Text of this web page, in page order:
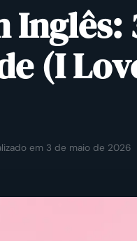
Inglês:
(I
em 3 de maio de 2026